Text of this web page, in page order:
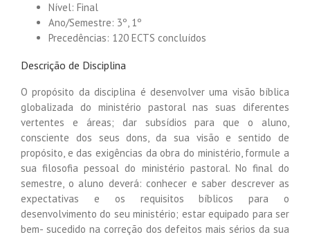
Nível: Final
Ano/Semestre: 3º, 1º
Precedências: 120 ECTS concluídos
Descrição de Disciplina
O propósito da disciplina é desenvolver uma visão bíblica
globalizada do ministério pastoral nas suas diferentes
vertentes e áreas; dar subsídios para que o aluno,
consciente dos seus dons, da sua visão e sentido de
propósito, e das exigências da obra do ministério, formule a
sua filosofia pessoal do ministério pastoral. No final do
semestre, o aluno deverá: conhecer e saber descrever as
expectativas e os requisitos bíblicos para o
desenvolvimento do seu ministério; estar equipado para ser
bem- sucedido na correção dos defeitos mais sérios da sua